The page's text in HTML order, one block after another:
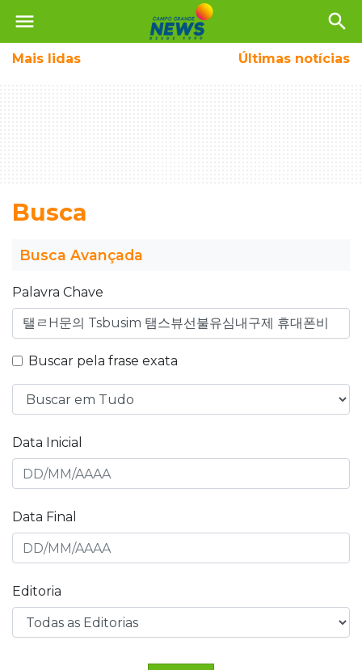
menu search
Mais lidas Últimas notícias
Busca
Busca Avançada
Palavra Chave
Buscar pela frase exata
Data Inicial
Data Final
Editoria